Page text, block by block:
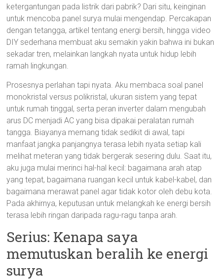
ketergantungan pada listrik dari pabrik? Dari situ, keinginan
untuk mencoba panel surya mulai mengendap. Percakapan
dengan tetangga, artikel tentang energi bersih, hingga video
DIY sederhana membuat aku semakin yakin bahwa ini bukan
sekadar tren, melainkan langkah nyata untuk hidup lebih
ramah lingkungan.
Prosesnya perlahan tapi nyata. Aku membaca soal panel
monokristal versus polikristal, ukuran sistem yang tepat
untuk rumah tinggal, serta peran inverter dalam mengubah
arus DC menjadi AC yang bisa dipakai peralatan rumah
tangga. Biayanya memang tidak sedikit di awal, tapi
manfaat jangka panjangnya terasa lebih nyata setiap kali
melihat meteran yang tidak bergerak sesering dulu. Saat itu,
aku juga mulai merinci hal-hal kecil: bagaimana arah atap
yang tepat, bagaimana ruangan kecil untuk kabel-kabel, dan
bagaimana merawat panel agar tidak kotor oleh debu kota.
Pada akhirnya, keputusan untuk melangkah ke energi bersih
terasa lebih ringan daripada ragu-ragu tanpa arah.
Serius: Kenapa saya
memutuskan beralih ke energi
surya